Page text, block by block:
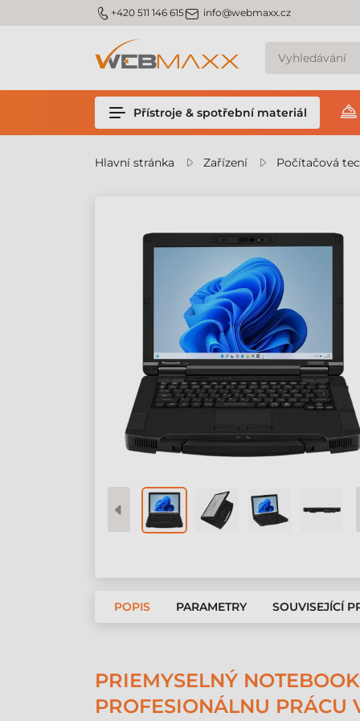
m_phone +420 511 146 615m_email info@webmaxx.cz
Přístroje & spotřební materiál
Hlavní stránka Zařízení Počítačová
POPIS PARAMETRY SOUVISEJÍCÍ
PRIEMYSELNÝ
PROFESIONÁLNU PRÁCU